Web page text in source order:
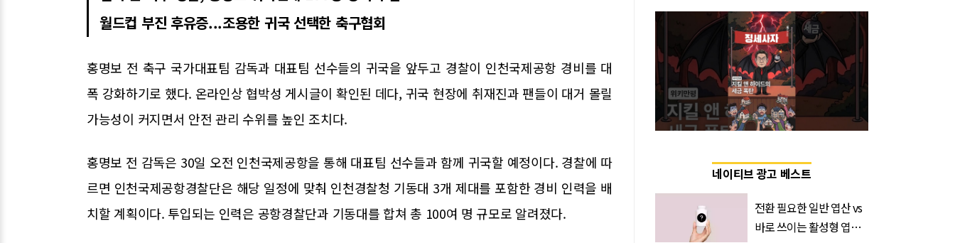
월드컵 부진 후유증...조용한 귀국 선택한 축구협회
홍명보 전 축구 국가대표팀 감독과 대표팀 선수들의 귀국을 앞두고 경찰이 인천국제공항 경비를 대
폭 강화하기로 했다. 온라인상 협박성 게시글이 확인된 데다, 귀국 현장에 취재진과 팬들이 대거 몰릴
가능성이 커지면서 안전 관리 수위를 높인 조치다.
홍명보 전 감독은 30일 오전 인천국제공항을 통해 대표팀 선수들과 함께 귀국할 예정이다. 경찰에 따
르면 인천국제공항경찰단은 해당 일정에 맞춰 인천경찰청 기동대 3개 제대를 포함한 경비 인력을 배
치할 계획이다. 투입되는 인력은 공항경찰단과 기동대를 합쳐 총 100여 명 규모로 알려졌다.
네이티브 광고 베스트
전환 필요한 일반 엽산 vs
바로 쓰이는 활성형 엽